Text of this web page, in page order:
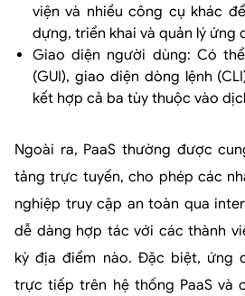
viện và nhiều công cụ khác
dựng, triển khai và quản lý ứng
Giao diện người dùng: Có
(GUI), giao diện dòng lệnh
kết hợp cả ba tùy thuộc vào
Ngoài ra, PaaS thường được
tảng trực tuyến, cho phép các
nghiệp truy cập an toàn qua
dễ dàng hợp tác với các thành
kỳ địa điểm nào. Đặc biệt, ứng
trực tiếp trên hệ thống PaaS và